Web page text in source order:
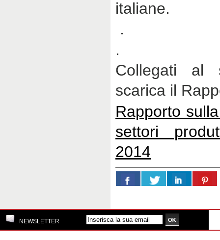
italiane.
.
.
Collegati al
scarica il
Rapporto
settori
2014
NEWSLETTER